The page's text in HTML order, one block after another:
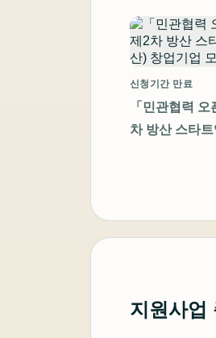
신청기간 만료
「민관협력
차 방산 스타
지원사업